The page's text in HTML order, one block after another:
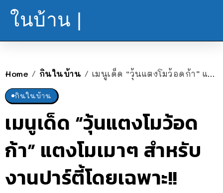
ในบ้าน |
Home / กินในบ้าน / เมนูเด็ด “วุ้นแตงโมว้อดก้า” แตงโมเมาๆ สำหรับงานปาร์ตี้โดยเฉพาะ!!
กินในบ้าน
เมนูเด็ด “วุ้นแตงโมว้อด
ก้า” แตงโมเมาๆ สำหรับ
งานปาร์ตี้โดยเฉพาะ!!